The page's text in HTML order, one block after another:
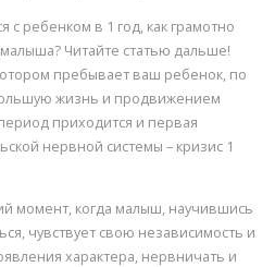
с ребенком в 1 год, как грамотно
Читайте статью дальше!
пребывает ваш ребенок, по
жизнь и продвижением
приходится и первая
нервной системы – кризис 1
момент, когда малыш, научившись
чувствует свою независимость и
характера, нервничать и